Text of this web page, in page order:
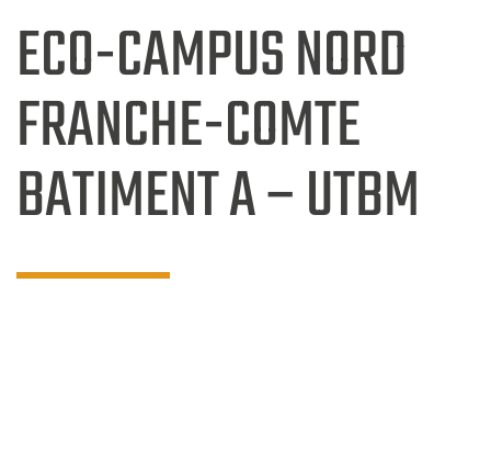
ECO-CAMPUS NORD
FRANCHE-COMTE
BATIMENT A – UTBM